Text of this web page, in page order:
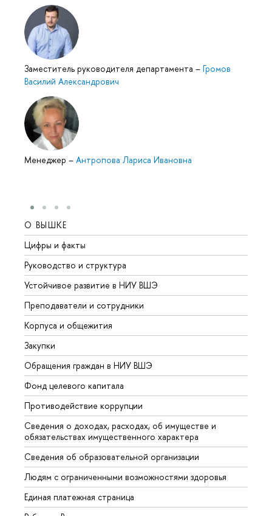
Заместитель руководителя департамента – Громов
Василий Александрович
Менеджер – Антропова Лариса Ивановна
О ВЫШКЕ
Цифры и факты
Руководство и структура
Устойчивое развитие в НИУ ВШЭ
Преподаватели и сотрудники
Корпуса и общежития
Закупки
Обращения граждан в НИУ ВШЭ
Фонд целевого капитала
Противодействие коррупции
Сведения о доходах, расходах, об имуществе и
обязательствах имущественного характера
Сведения об образовательной организации
Людям с ограниченными возможностями здоровья
Единая платежная страница